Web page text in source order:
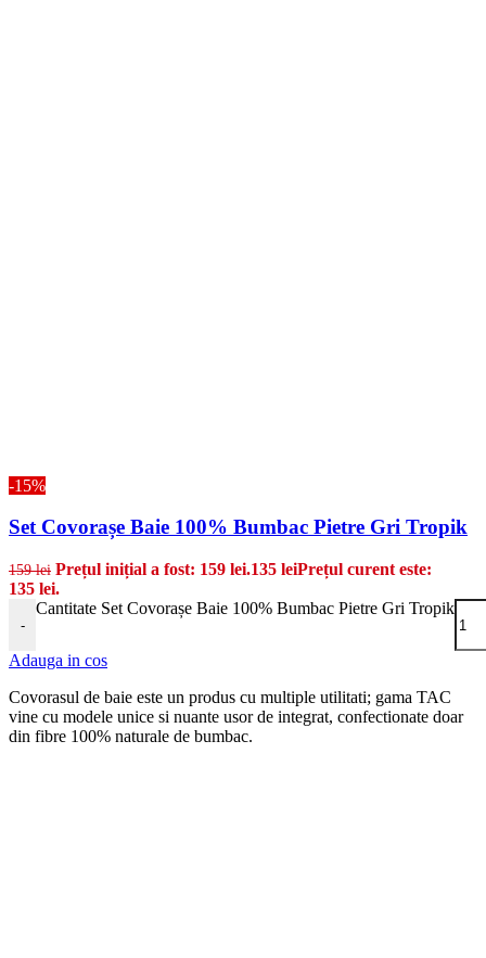
-15%
Set Covorașe Baie 100% Bumbac Pietre Gri Tropik
159lei Prețul inițial a fost: 159 lei.135 leiPrețul curent este:
135 lei.
-
Cantitate Set Covorașe Baie 100% Bumbac Pietre Gri Tropik
Adauga in cos
Covorasul de baie este un produs cu multiple utilitati; gama TAC
vine cu modele unice si nuante usor de integrat, confectionate doar
din fibre 100% naturale de bumbac.